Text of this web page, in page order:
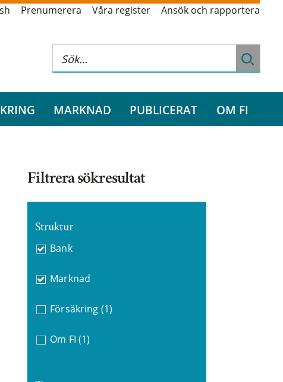
Prenumerera Våra register Ansök och rapportera
MARKNAD PUBLICERAT OM FI
Filtrera sökresultat
Struktur
Bank
Marknad
Försäkring (1)
Om FI (1)